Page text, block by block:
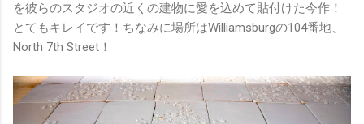
を彼らのスタジオの近くの建物に愛を込めて貼付けた今作！
とてもキレイです！ちなみに場所はWilliamsburgの104番地、
North 7th Street！